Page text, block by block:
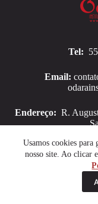
Usamos cookies
nosso site. Ao clicar
Tel:
Email:
Endereço: R.